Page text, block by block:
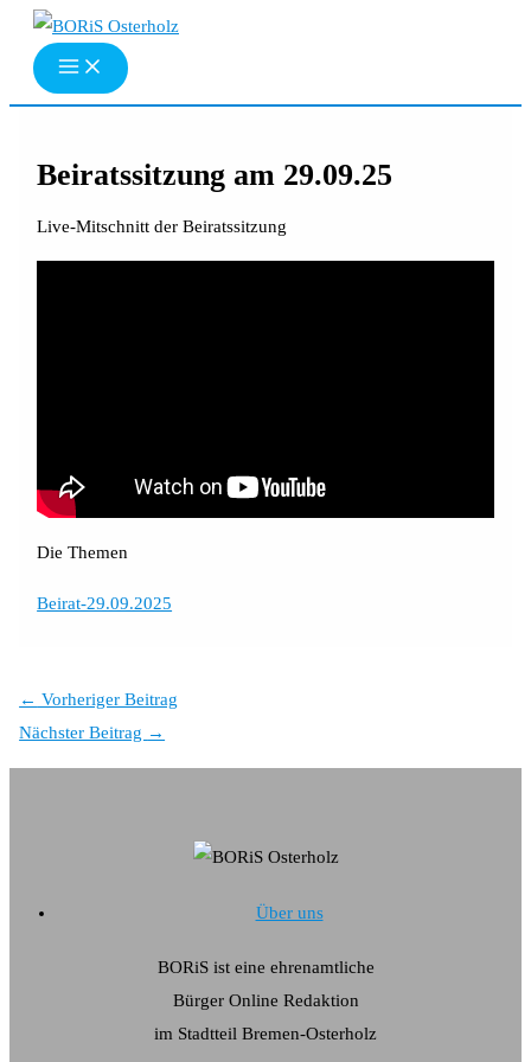
Zum
Inhalt
springen
Beiratssitzung am 29.09.25
Live-Mitschnitt der Beiratssitzung
Die Themen
Beirat-29.09.2025
← Vorheriger Beitrag
Nächster Beitrag →
Über uns
BORiS ist eine ehrenamtliche
Bürger Online Redaktion
im Stadtteil Bremen-Osterholz